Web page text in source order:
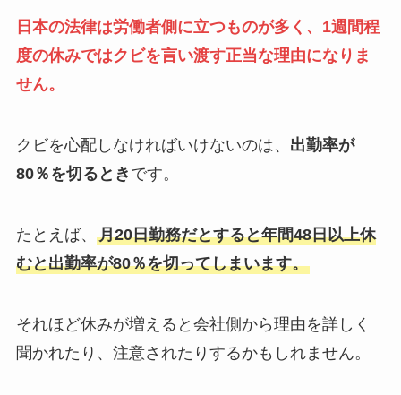
日本の法律は労働者側に立つものが多く、1週間程
度の休みではクビを言い渡す正当な理由になりま
せん。
クビを心配しなければいけないのは、 出勤率が
80％を切るとき です。
たとえば、 月20日勤務だとすると年間48日以上休
むと出勤率が80％を切ってしまいます。
それほど休みが増えると会社側から理由を詳しく
聞かれたり、注意されたりするかもしれません。